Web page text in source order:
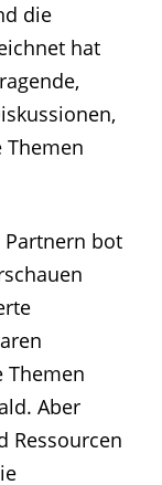
die
hat
Themen
bot
Themen
Aber
Ressourcen